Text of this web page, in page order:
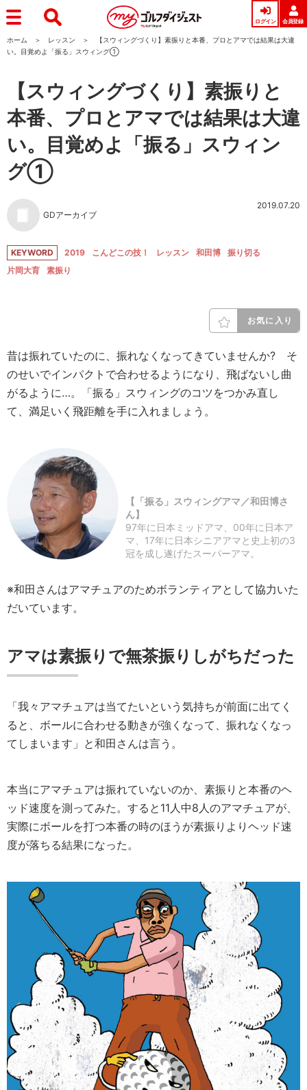
ログイン 会員登録
ホーム レッスン
【スウィングづくり】素振りと本番、プロとアマでは結果は大違
い。目覚めよ「振る」スウィング①
【スウィングづくり】素振りと
本番、プロとアマでは結果は大違
い。目覚めよ「振る」スウィン
グ①
GDアーカイブ
2019.07.20
KEYWORD 2019 こんどこの技！ レッスン 和田博
振り切る
片岡大育
素振り
お気に入り
昔は振れていたのに、振れなくなってきていませんか? そ
のせいでインパクトで合わせるようになり、飛ばないし曲
がるように…。「振る」スウィングのコツをつかみ直し
て、満足いく飛距離を手に入れましょう。
【「振る」スウィングアマ／和田博さ
ん】
97年に日本ミッドアマ、00年に日本ア
マ、17年に日本シニアアマと史上初の3
冠を成し遂げたスーパーアマ。
※和田さんはアマチュアのためボランティアとして協力いた
だいています。
アマは素振りで無茶振りしがちだった
「我々アマチュアは当てたいという気持ちが前面に出てく
ると、ボールに合わせる動きが強くなって、振れなくなっ
てしまいます」と和田さんは言う。
本当にアマチュアは振れていないのか、素振りと本番のヘ
ッド速度を測ってみた。すると11人中8人のアマチュアが、
実際にボールを打つ本番の時のほうが素振りよりヘッド速
度が落ちる結果になった。